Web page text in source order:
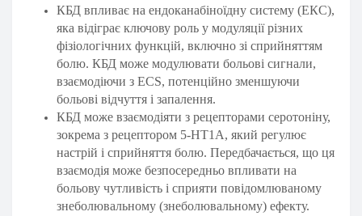
КБД впливає на ендоканабіноїдну систему (ЕКС),
яка відіграє ключову роль у модуляції різних
фізіологічних функцій, включно зі сприйняттям
болю. КБД може модулювати больові сигнали,
взаємодіючи з ECS, потенційно зменшуючи
больові відчуття і запалення.
КБД може взаємодіяти з рецепторами серотоніну,
зокрема з рецептором 5-HT1A, який регулює
настрій і сприйняття болю. Передбачається, що ця
взаємодія може безпосередньо впливати на
больову чутливість і сприяти повідомлюваному
знеболювальному (знеболювальному) ефекту.